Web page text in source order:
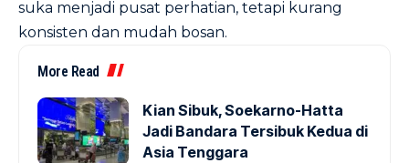
suka menjadi pusat perhatian, tetapi kurang
konsisten dan mudah bosan.
More Read
Kian Sibuk, Soekarno-Hatta
Jadi Bandara Tersibuk Kedua di
Asia Tenggara